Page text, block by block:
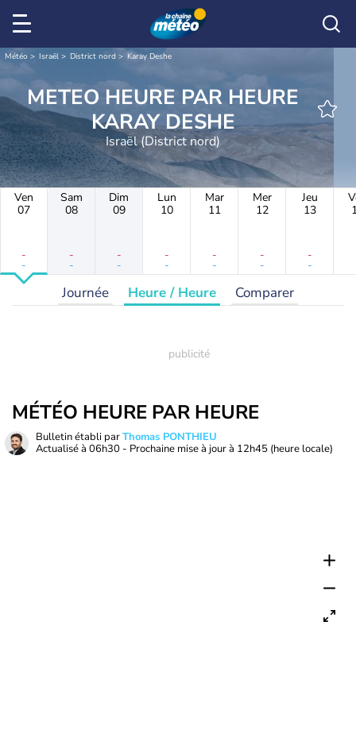
Météo Israël District nord Karay Deshe
METEO HEURE PAR HEURE
KARAY DESHE
Israël (District nord)
Ven
07
-
-
Sam
08
-
-
Dim
09
-
-
Lun
10
-
-
Mar
11
-
-
Mer
12
-
-
Jeu
13
-
-
Journée Heure / Heure Comparer
MÉTÉO HEURE PAR HEURE
Bulletin établi parThomas PONTHIEU
Actualisé à 06h30 - Prochaine mise à jour à 12h45 (heure locale)